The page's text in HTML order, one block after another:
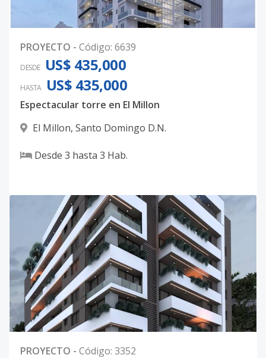
PROYECTO - Código: 6639
DESDE US$ 435,000
HASTA US$ 435,000
Espectacular torre en El Millon
El Millon, Santo Domingo D.N.
Desde 3 hasta 3 Hab.
PROYECTO - Código: 3352